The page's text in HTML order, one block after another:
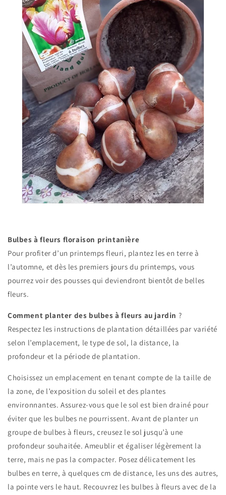
Bulbes à fleurs floraison printanière
Pour profiter d’un printemps fleuri, plantez les en terre à
l’automne, et dès les premiers jours du printemps, vous
pourrez voir des pousses qui deviendront bientôt de belles
fleurs.
Comment planter des bulbes à fleurs au jardin ?
Respectez les instructions de plantation détaillées par variété
selon l’emplacement, le type de sol, la distance, la
profondeur et la période de plantation.
Choisissez un emplacement en tenant compte de la taille de
la zone, de l’exposition du soleil et des plantes
environnantes. Assurez-vous que le sol est bien drainé pour
éviter que les bulbes ne pourrissent. Avant de planter un
groupe de bulbes à fleurs, creusez le sol jusqu’à une
profondeur souhaitée. Ameublir et égaliser légèrement la
terre, mais ne pas la compacter. Posez délicatement les
bulbes en terre, à quelques cm de distance, les uns des autres,
la pointe vers le haut. Recouvrez les bulbes à fleurs avec de la